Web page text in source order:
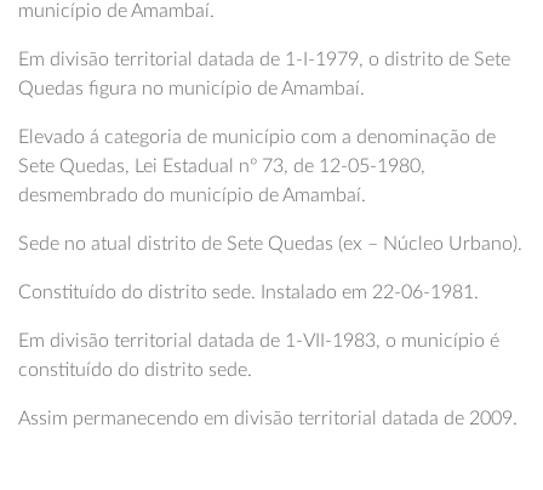
município de Amambaí.
Em divisão territorial datada de 1-I-1979, o distrito de Sete
Quedas figura no município de Amambaí.
Elevado á categoria de município com a denominação de
Sete Quedas, Lei Estadual nº 73, de 12-05-1980,
desmembrado do município de Amambaí.
Sede no atual distrito de Sete Quedas (ex – Núcleo Urbano).
Constituído do distrito sede. Instalado em 22-06-1981.
Em divisão territorial datada de 1-VII-1983, o município é
constituído do distrito sede.
Assim permanecendo em divisão territorial datada de 2009.